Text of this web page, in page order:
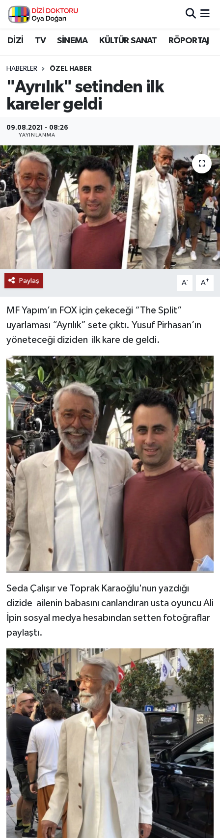
DİZİ TV SİNEMA KÜLTÜR SANAT RÖPORTAJ
HABERLER ÖZEL HABER
"Ayrılık" setinden ilk
kareler geldi
09.08.2021 - 08:26
YAYINLANMA
Paylaş A- A+
MF Yapım’ın FOX için çekeceği “The Split”
uyarlaması “Ayrılık” sete çıktı. Yusuf Pirhasan’ın
yöneteceği diziden ilk kare de geldi.
Seda Çalışır ve Toprak Karaoğlu'nun yazdığı
dizide ailenin babasını canlandıran usta oyuncu Ali
İpin sosyal medya hesabından setten fotoğraflar
paylaştı.
İstanbul Nöbetçi Eczaneler
İstanbul Namaz Vakitleri
İstanbul Trafik Yoğunluk Haritası
Süper Lig Puan Durumu ve Fikstür
Tüm Manşetler
Son Dakika Haberleri
Haber Arşivi